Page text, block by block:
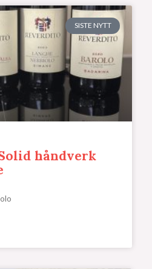
SISTE NYTT
håndverk